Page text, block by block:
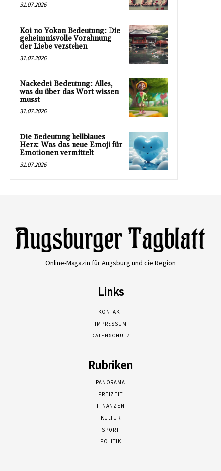
31.07.2026
Koi no Yokan Bedeutung: Die
geheimnisvolle Vorahnung
der Liebe verstehen
31.07.2026
Nackedei Bedeutung: Alles,
was du über das Wort wissen
musst
31.07.2026
Die Bedeutung hellblaues
Herz: Was das neue Emoji für
Emotionen vermittelt
31.07.2026
Online-Magazin für Augsburg und die Region
Links
KONTAKT
IMPRESSUM
DATENSCHUTZ
Rubriken
PANORAMA
FREIZEIT
FINANZEN
KULTUR
SPORT
POLITIK